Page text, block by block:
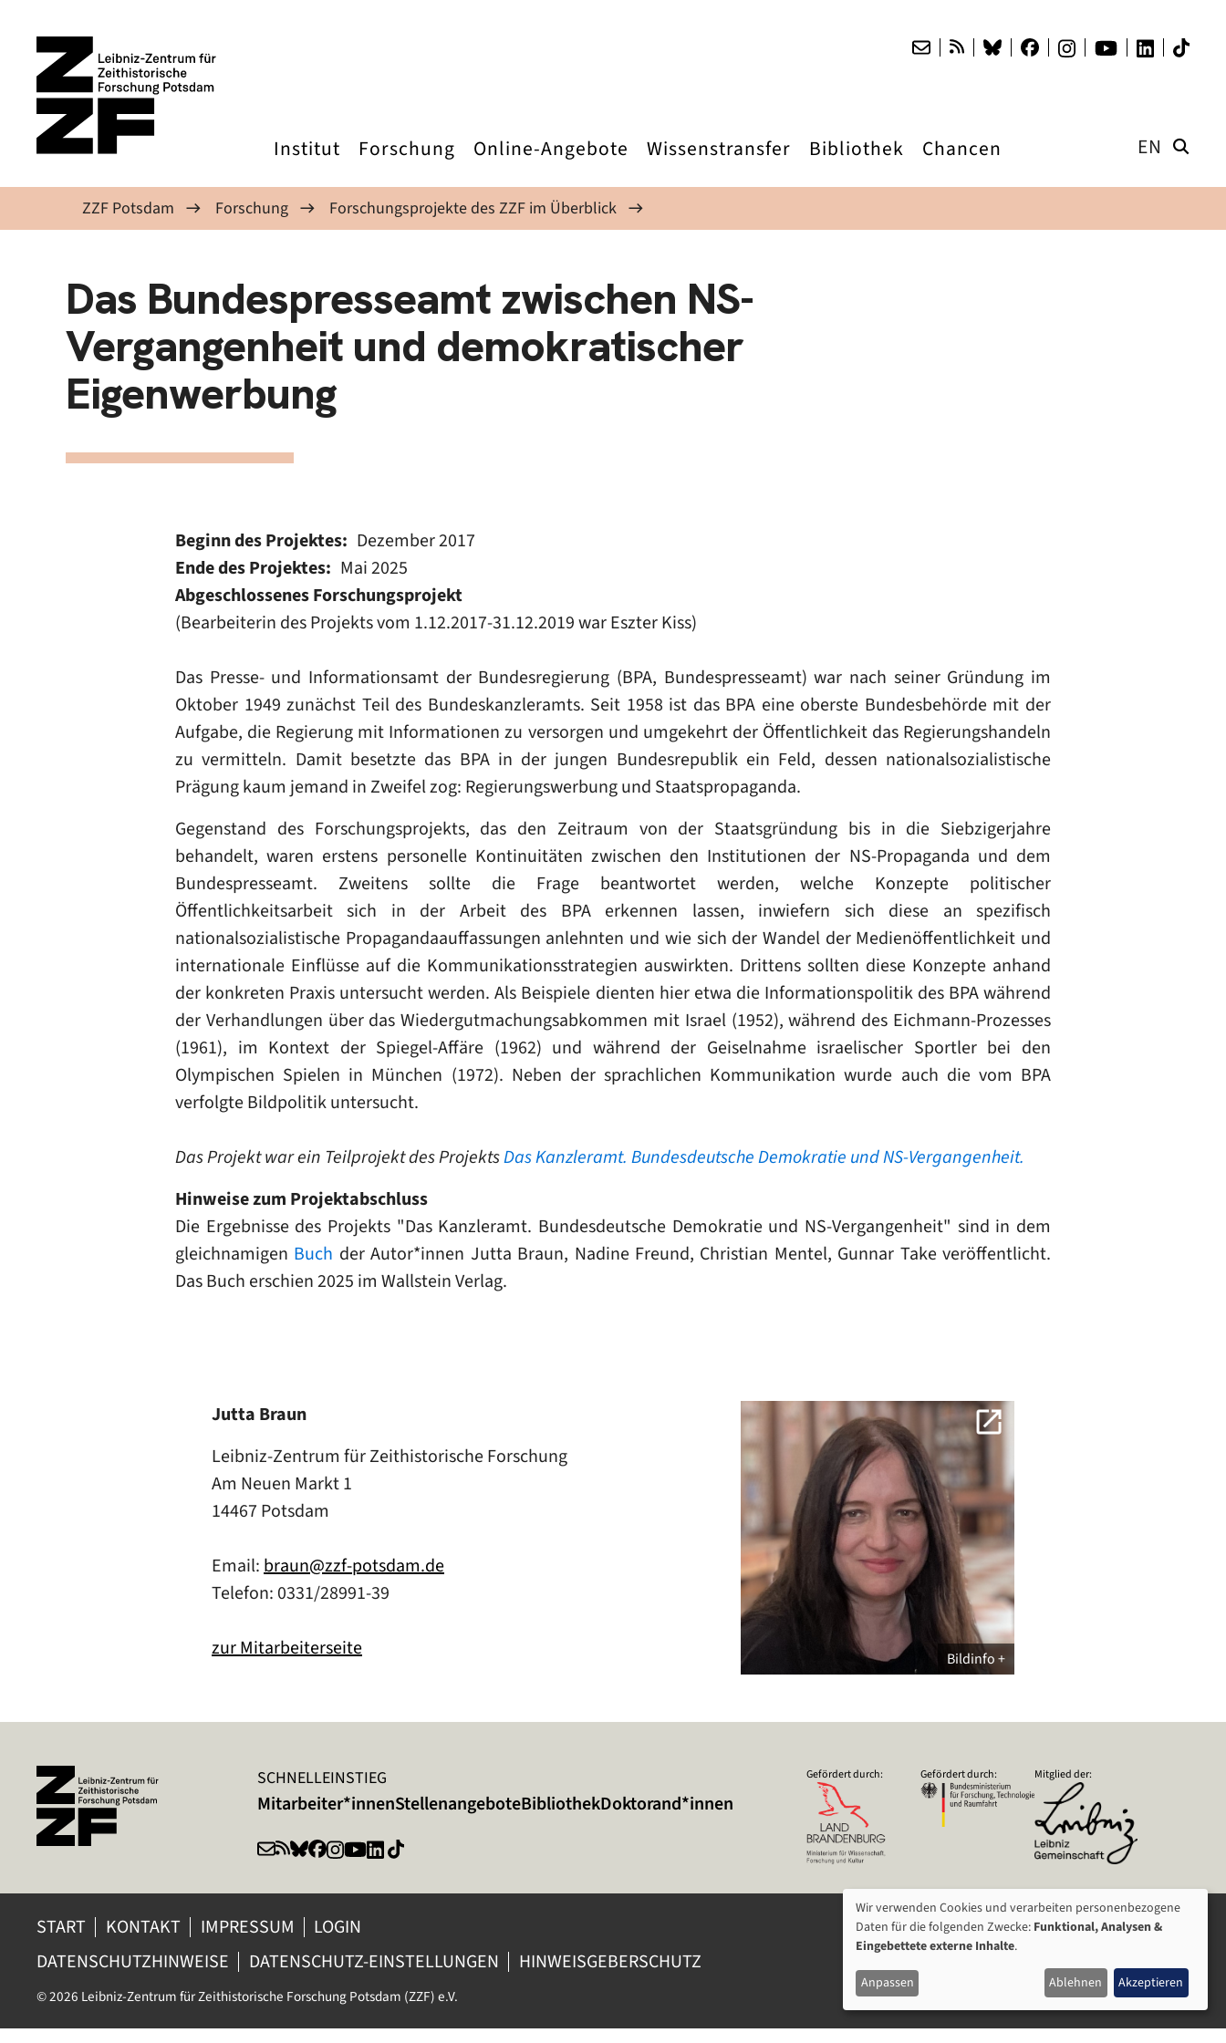
Institut Forschung Online-Angebote Wissenstransfer Bibliothek Chancen EN
ZZF Potsdam Forschung Forschungsprojekte des ZZF im Überblick
Das Bundespresseamt zwischen NS-
Vergangenheit und demokratischer
Eigenwerbung
Beginn des Projektes
Dezember 2017
Ende des Projektes
Mai 2025
Abgeschlossenes Forschungsprojekt
(Bearbeiterin des Projekts vom 1.12.2017-31.12.2019 war Eszter Kiss)
Das Presse- und Informationsamt der Bundesregierung (BPA, Bundespresseamt) war nach seiner Gründung im
Oktober 1949 zunächst Teil des Bundeskanzleramts. Seit 1958 ist das BPA eine oberste Bundesbehörde mit der
Aufgabe, die Regierung mit Informationen zu versorgen und umgekehrt der Öffentlichkeit das Regierungshandeln
zu vermitteln. Damit besetzte das BPA in der jungen Bundesrepublik ein Feld, dessen nationalsozialistische
Prägung kaum jemand in Zweifel zog: Regierungswerbung und Staatspropaganda.
Gegenstand des Forschungsprojekts, das den Zeitraum von der Staatsgründung bis in die Siebzigerjahre
behandelt, waren erstens personelle Kontinuitäten zwischen den Institutionen der NS-Propaganda und dem
Bundespresseamt. Zweitens sollte die Frage beantwortet werden, welche Konzepte politischer
Öffentlichkeitsarbeit sich in der Arbeit des BPA erkennen lassen, inwiefern sich diese an spezifisch
nationalsozialistische Propagandaauffassungen anlehnten und wie sich der Wandel der Medienöffentlichkeit und
internationale Einflüsse auf die Kommunikationsstrategien auswirkten. Drittens sollten diese Konzepte anhand
der konkreten Praxis untersucht werden. Als Beispiele dienten hier etwa die Informationspolitik des BPA während
der Verhandlungen über das Wiedergutmachungsabkommen mit Israel (1952), während des Eichmann-Prozesses
(1961), im Kontext der Spiegel-Affäre (1962) und während der Geiselnahme israelischer Sportler bei den
Olympischen Spielen in München (1972). Neben der sprachlichen Kommunikation wurde auch die vom BPA
verfolgte Bildpolitik untersucht.
Das Projekt war ein Teilprojekt des ProjektsDas Kanzleramt. Bundesdeutsche Demokratie und NS-Vergangenheit.
Hinweise zum Projektabschluss
Die Ergebnisse des Projekts "Das Kanzleramt. Bundesdeutsche Demokratie und NS-Vergangenheit" sind in dem
gleichnamigen Buch der Autor*innen Jutta Braun, Nadine Freund, Christian Mentel, Gunnar Take veröffentlicht.
Das Buch erschien 2025 im Wallstein Verlag.
Bildinfo
Jutta Braun
Leibniz-Zentrum für Zeithistorische Forschung
Am Neuen Markt 1
14467 Potsdam
Email: braun@zzf-potsdam.de
Telefon: 0331/28991-39
zur Mitarbeiterseite
SCHNELLEINSTIEG
Mitarbeiter*innenStellenangeboteBibliothekDoktorand*innen
Gefördert durch: Gefördert durch: Mitglied der:
START KONTAKT IMPRESSUM
LOGIN
DATENSCHUTZHINWEISE
DATENSCHUTZ-EINSTELLUNGEN HINWEISGEBERSCHUTZ
© 2026 Leibniz-Zentrum für Zeithistorische Forschung Potsdam (ZZF) e.V.
VERWENDUNG
VON
PERSONENBEZOGENEN
DATEN
Wir verwenden Cookies und verarbeiten personenbezogene
Daten für die folgenden Zwecke: Funktional, Analysen &
Eingebettete externe Inhalte.
Anpassen Ablehnen Akzeptieren